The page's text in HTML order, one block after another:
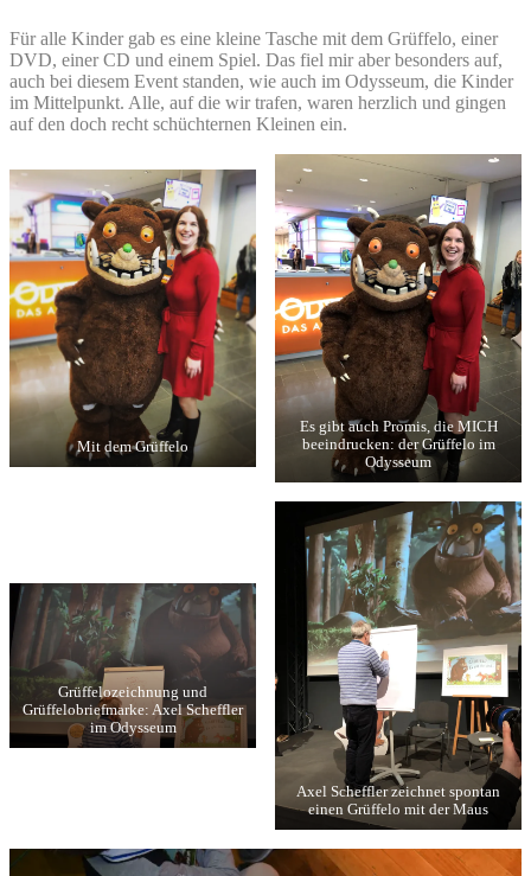
Für alle Kinder gab es eine kleine Tasche mit dem Grüffelo, einer
DVD, einer CD und einem Spiel. Das fiel mir aber besonders auf,
auch bei diesem Event standen, wie auch im Odysseum, die Kinder
im Mittelpunkt. Alle, auf die wir trafen, waren herzlich und gingen
auf den doch recht schüchternen Kleinen ein.
Mit dem Grüffelo
Es gibt auch Promis, die MICH
beeindrucken: der Grüffelo im
Odysseum
Grüffelozeichnung und
Grüffelobriefmarke: Axel Scheffler
im Odysseum
Axel Scheffler zeichnet spontan
einen Grüffelo mit der Maus